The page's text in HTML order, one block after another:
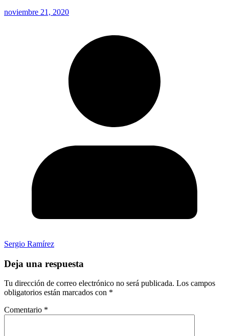
noviembre 21, 2020
Sergio Ramírez
Deja una respuesta
Tu dirección de correo electrónico no será publicada. Los campos
obligatorios están marcados con *
Comentario *